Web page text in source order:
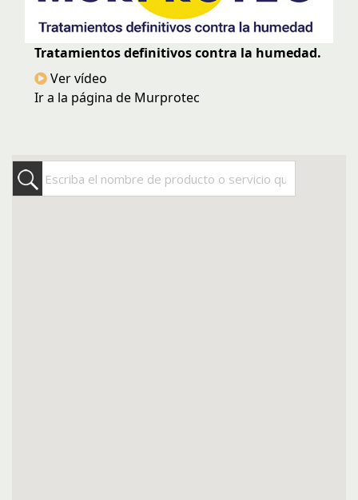
Tratamientos definitivos contra la humedad.
Ver vídeo
Ir a la página de Murprotec